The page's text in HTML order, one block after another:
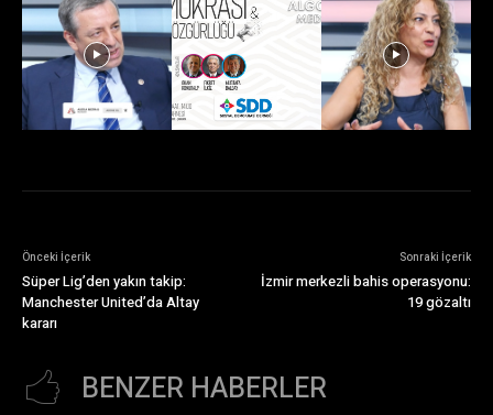
Önceki İçerik
Süper Lig’den yakın takip:
Manchester United’da Altay
kararı
Sonraki İçerik
İzmir merkezli bahis operasyonu:
19 gözaltı
BENZER HABERLER